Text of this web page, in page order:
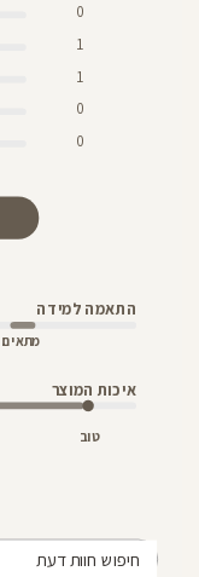
0
1
1
0
0
התאמה למידה
מתאים
איכות המוצר
טוב